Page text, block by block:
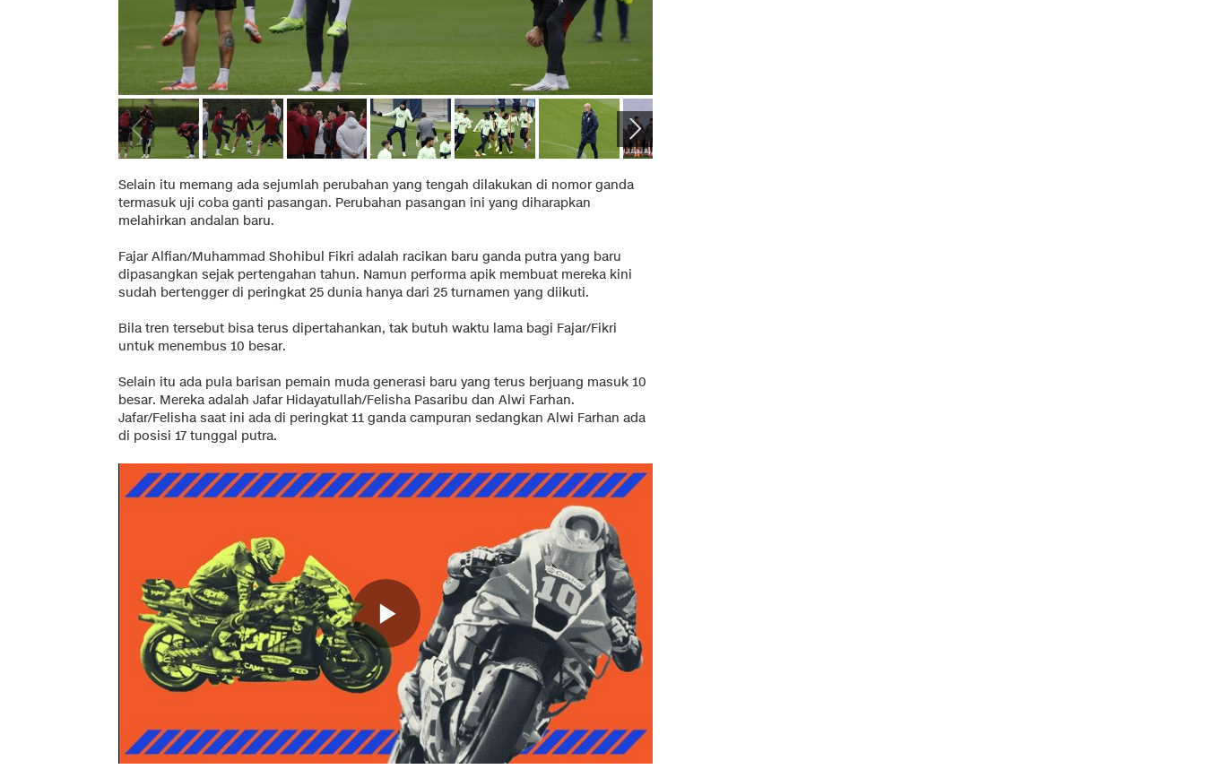
Selain itu memang ada sejumlah perubahan yang tengah dilakukan di nomor ganda
termasuk uji coba ganti pasangan. Perubahan pasangan ini yang diharapkan
melahirkan andalan baru.
Fajar Alfian/Muhammad Shohibul Fikri adalah racikan baru ganda putra yang baru
dipasangkan sejak pertengahan tahun. Namun performa apik membuat mereka kini
sudah bertengger di peringkat 25 dunia hanya dari 25 turnamen yang diikuti.
Bila tren tersebut bisa terus dipertahankan, tak butuh waktu lama bagi Fajar/Fikri
untuk menembus 10 besar.
Selain itu ada pula barisan pemain muda generasi baru yang terus berjuang masuk 10
besar. Mereka adalah Jafar Hidayatullah/Felisha Pasaribu dan Alwi Farhan.
Jafar/Felisha saat ini ada di peringkat 11 ganda campuran sedangkan Alwi Farhan ada
di posisi 17 tunggal putra.